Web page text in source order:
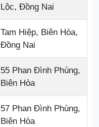
Lộc, Đồng Nai
Tam Hiệp, Biên Hòa,
Đồng Nai
55 Phan Đình Phùng,
Biên Hòa
57 Phan Đình Phùng,
Biên Hòa